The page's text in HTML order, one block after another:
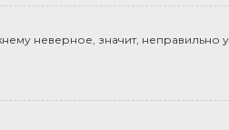
неверное, значит, неправильно